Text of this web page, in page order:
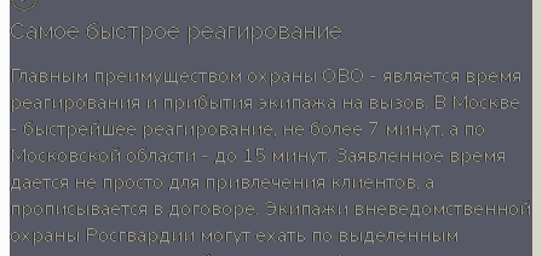
Самое быстрое реагирование
Главным преимуществом охраны ОВО - является время
реагирования и прибытия экипажа на вызов. В Москве
- быстрейшее реагирование, не более 7 минут, а по
Московской области - до 15 минут. Заявленное время
дается не просто для привлечения клиентов, а
прописывается в договоре. Экипажи вневедомственной
охраны Росгвардии могут ехать по выделенным